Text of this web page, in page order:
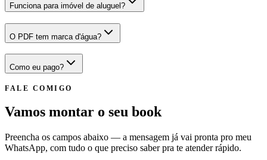
Funciona para imóvel de aluguel?
O PDF tem marca d'água?
Como eu pago?
FALE COMIGO
Vamos montar o seu book
Preencha os campos abaixo — a mensagem já vai pronta pro meu
WhatsApp, com tudo o que preciso saber pra te atender rápido.